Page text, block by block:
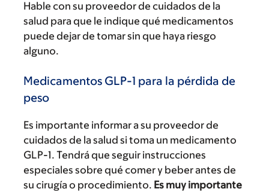
Hable con su proveedor de cuidados de la
salud para que le indique qué medicamentos
puede dejar de tomar sin que haya riesgo
alguno.
Medicamentos GLP-1 para la pérdida de
peso
Es importante informar a su proveedor de
cuidados de la salud si toma un medicamento
GLP-1. Tendrá que seguir instrucciones
especiales sobre qué comer y beber antes de
su cirugía o procedimiento. Es muy importante